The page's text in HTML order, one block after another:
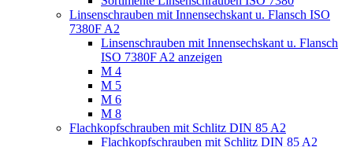
Linsenschrauben mit Innensechskant u. Flansch ISO
7380F A2
Linsenschrauben mit Innensechskant u. Flansch
ISO 7380F A2 anzeigen
M 4
M 5
M 6
M 8
Flachkopfschrauben mit Schlitz DIN 85 A2
Flachkopfschrauben mit Schlitz DIN 85 A2